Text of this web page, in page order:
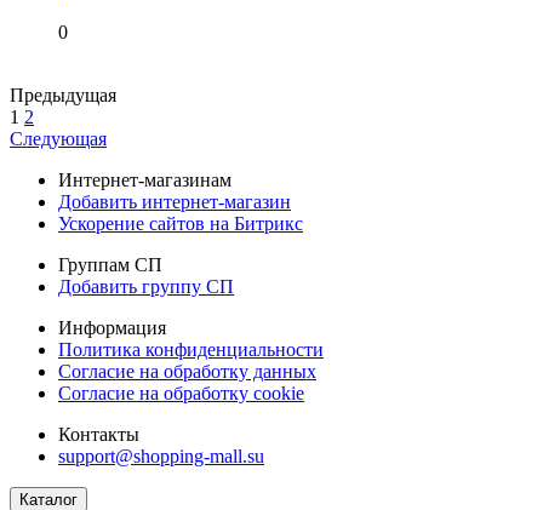
0
Предыдущая
1 2
Следующая
Интернет-магазинам
Добавить интернет-магазин
Ускорение сайтов на Битрикс
Группам СП
Добавить группу СП
Информация
Политика конфиденциальности
Согласие на обработку данных
Согласие на обработку cookie
Контакты
support@shopping-mall.su
Каталог